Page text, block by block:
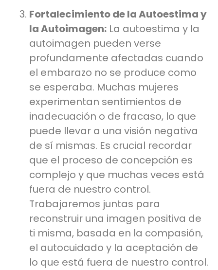
Fortalecimiento de la Autoestima y
la Autoimagen: La autoestima y la
autoimagen pueden verse
profundamente afectadas cuando
el embarazo no se produce como
se esperaba. Muchas mujeres
experimentan sentimientos de
inadecuación o de fracaso, lo que
puede llevar a una visión negativa
de sí mismas. Es crucial recordar
que el proceso de concepción es
complejo y que muchas veces está
fuera de nuestro control.
Trabajaremos juntas para
reconstruir una imagen positiva de
ti misma, basada en la compasión,
el autocuidado y la aceptación de
lo que está fuera de nuestro control.